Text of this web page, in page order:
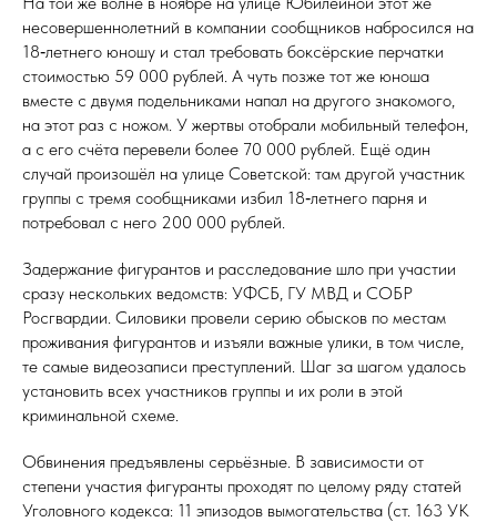
несовершеннолетний в компании сообщников набросился на
18‑летнего юношу и стал требовать боксёрские перчатки
стоимостью 59 000 рублей. А чуть позже тот же юноша
вместе с двумя подельниками напал на другого знакомого,
на этот раз с ножом. У жертвы отобрали мобильный телефон,
а с его счёта перевели более 70 000 рублей. Ещё один
случай произошёл на улице Советской: там другой участник
группы с тремя сообщниками избил 18‑летнего парня и
потребовал с него 200 000 рублей.
Задержание фигурантов и расследование шло при участии
сразу нескольких ведомств: УФСБ, ГУ МВД и СОБР
Росгвардии. Силовики провели серию обысков по местам
проживания фигурантов и изъяли важные улики, в том числе,
те самые видеозаписи преступлений. Шаг за шагом удалось
установить всех участников группы и их роли в этой
криминальной схеме.
Обвинения предъявлены серьёзные. В зависимости от
степени участия фигуранты проходят по целому ряду статей
Уголовного кодекса: 11 эпизодов вымогательства (ст. 163 УК